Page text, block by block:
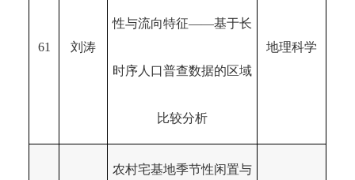
61 刘涛
性与流向特征——基于长
时序人口普查数据的区域
比较分析
地理科学
农村宅基地季节性闲置与